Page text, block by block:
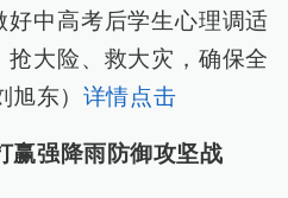
中高考后学生心理调适
大险、救大灾，确保全
东） 详情点击
赢强降雨防御攻坚战